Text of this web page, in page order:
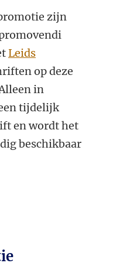
zijn
Leids
op deze
in
tijdelijk
en wordt het
beschikbaar